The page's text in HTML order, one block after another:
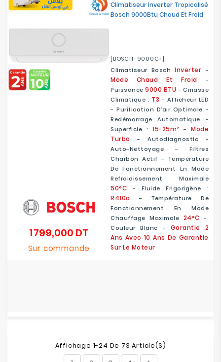
Climatiseur Inverter Tropicalisé
Bosch 9000Btu Chaud Et Froid
[BOSCH-9000CF]
Climatiseur BoschInverter -
Mode Chaud Et Froid -
Puissance9000 BTU - Cmasse
Climatique : T3 - Afficheur LED
- Purification D’air Optimale -
Redémarrage Automatique -
Superficie :15-25m² -
Mode
Turbo - Autodiagnostic -
Auto-Nettoyage - Filtres
Charbon Actif - Température
De Fonctionnement En Mode
Refroidissement Maximale
50°C - Fluide Frigorigène :
R410a - Température De
Fonctionnement En Mode
Chauffage Maximale 24°C -
Couleur Blanc - Garantie 2
Ans Avec 10 Ans De Garantie
Sur Le Moteur
1 799,000 DT
Sur commande
Affichage 1-24 De 73 Article(s)